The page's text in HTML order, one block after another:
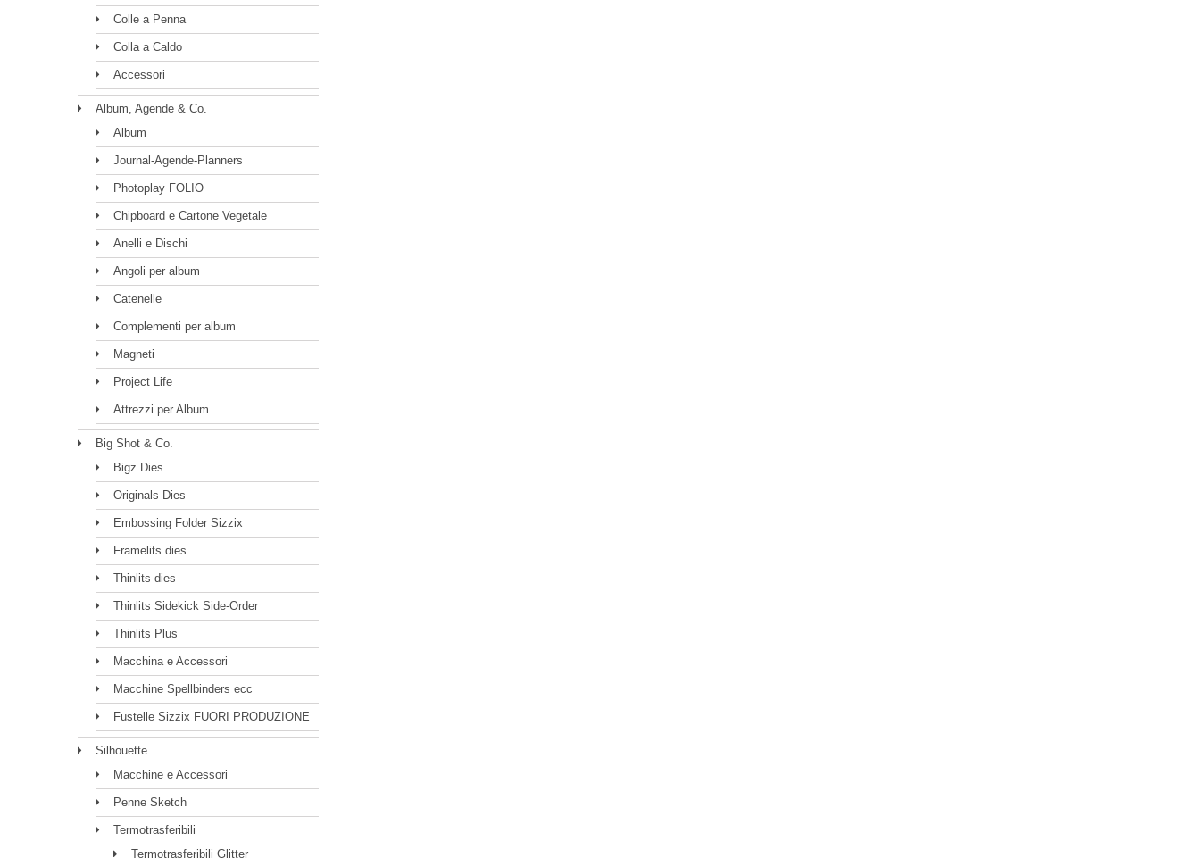
Colle a Penna
Colla a Caldo
Accessori
Album, Agende & Co.
Album
Journal-Agende-Planners
Photoplay FOLIO
Chipboard e Cartone Vegetale
Anelli e Dischi
Angoli per album
Catenelle
Complementi per album
Magneti
Project Life
Attrezzi per Album
Big Shot & Co.
Bigz Dies
Originals Dies
Embossing Folder Sizzix
Framelits dies
Thinlits dies
Thinlits Sidekick Side-Order
Thinlits Plus
Macchina e Accessori
Macchine Spellbinders ecc
Fustelle Sizzix FUORI PRODUZIONE
Silhouette
Macchine e Accessori
Penne Sketch
Termotrasferibili
Termotrasferibili Glitter